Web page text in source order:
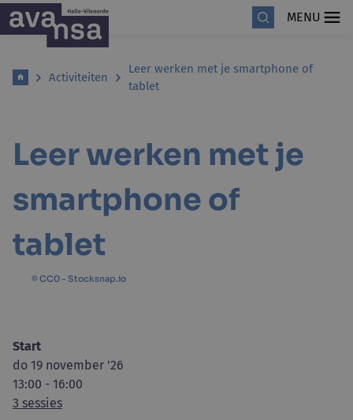
MENU
Activiteiten
Leer werken met je smartphone of
tablet
Leer werken met je
smartphone of
tablet
© CC0 - Stocksnap.io
Start
do 19 november '26
13:00 - 16:00
3 sessies